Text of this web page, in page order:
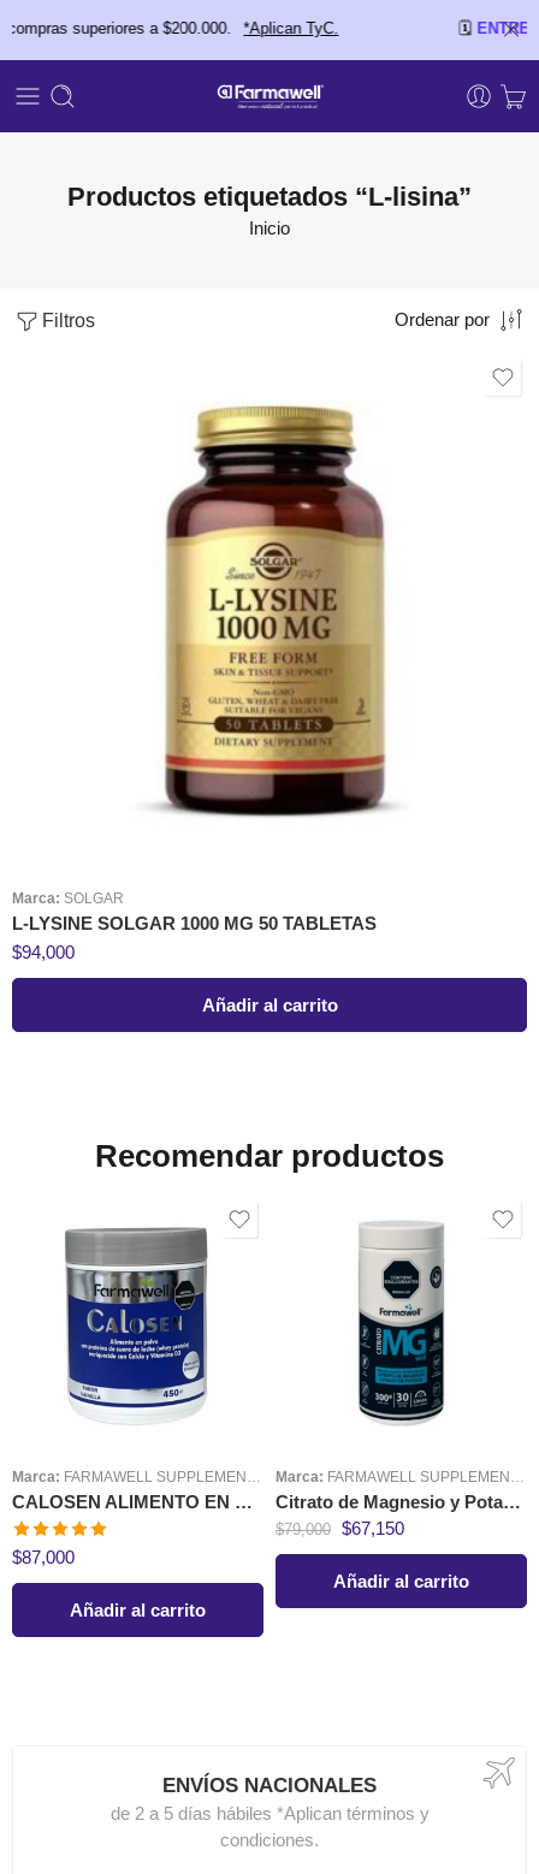
superiores a $200.000. *Aplican TyC.
Productos etiquetados “L-lisina”
Inicio
Filtros Ordenar por
Marca: SOLGAR
L-LYSINE SOLGAR 1000 MG 50 TABLETAS
$94,000
Añadir al carrito
Recomendar productos
Marca: FARMAWELL SUPPLEMENTS
CALOSEN ALIMENTO EN POLVO CON CALCIO Y VITAMINA D3
Valorado en
5.00
$87,000
Añadir al carrito
Marca: FARMAWELL SUPPLEMENTS
Citrato de Magnesio y Potasio 300 gr Farmawell
$79,000 $67,150
Añadir al carrito
ENVÍOS NACIONALES
de 2 a 5 días hábiles *Aplican términos y
condiciones.